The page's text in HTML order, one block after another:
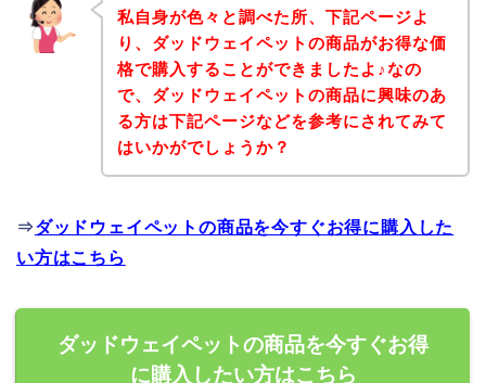
私自身が色々と調べた所、下記ページよ
り、ダッドウェイペットの商品がお得な価
格で購入することができましたよ♪なの
で、ダッドウェイペットの商品に興味のあ
る方は下記ページなどを参考にされてみて
はいかがでしょうか？
⇒ダッドウェイペットの商品を今すぐお得に購入した
い方はこちら
ダッドウェイペットの商品を今すぐお得
に購入したい方はこちら